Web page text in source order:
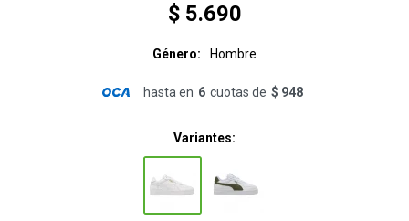
$ 5.690
Género Hombre
hasta en 6 cuotas de $ 948
Variantes: